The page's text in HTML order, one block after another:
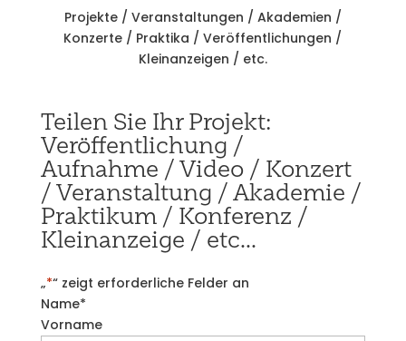
Projekte / Veranstaltungen / Akademien /
Konzerte / Praktika / Veröffentlichungen /
Kleinanzeigen / etc.
Teilen Sie Ihr Projekt:
Veröffentlichung /
Aufnahme / Video / Konzert
/ Veranstaltung / Akademie /
Praktikum / Konferenz /
Kleinanzeige / etc...
„*“ zeigt erforderliche Felder an
Name*
Vorname